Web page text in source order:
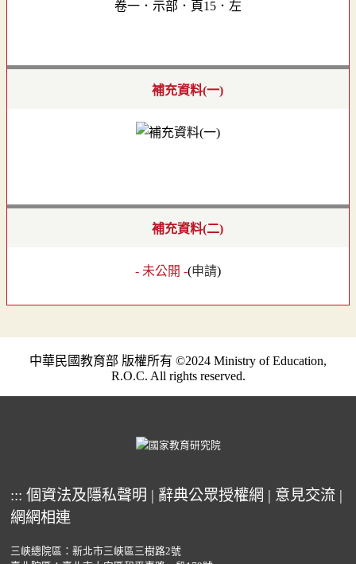
卷一．示部．頁15．左
補充資料(一)
補充資料(二)
- 未公開 -(申請)
中華民國教育部 版權所有 ©2024 Ministry of Education,
R.O.C. All rights reserved.
::: 個資法及隱私聲明 | 辭典公眾授權網 | 意見交流 |
網網相連
三峽總院區：新北市三峽區三樹路2號